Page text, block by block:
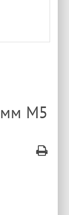
мм М5